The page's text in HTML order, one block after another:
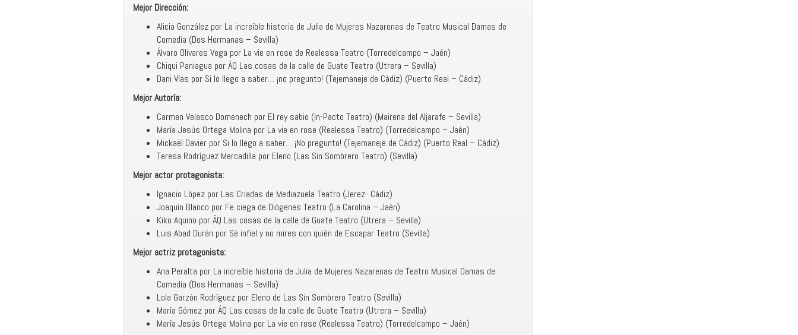
Mejor Dirección:
Alicia González por La increíble historia de Julia de Mujeres Nazarenas de Teatro Musical Damas de
Comedia (Dos Hermanas – Sevilla)
Álvaro Olivares Vega por La vie en rose de Realessa Teatro (Torredelcampo – Jaén)
Chiqui Paniagua por ÁQ Las cosas de la calle de Guate Teatro (Utrera – Sevilla)
Dani Vías por Si lo llego a saber… ¡no pregunto! (Tejemaneje de Cádiz) (Puerto Real – Cádiz)
Mejor Autoría:
Carmen Velasco Domenech por El rey sabio (In-Pacto Teatro) (Mairena del Aljarafe – Sevilla)
María Jesús Ortega Molina por La vie en rose (Realessa Teatro) (Torredelcampo – Jaén)
Mickaël Davier por Si lo llego a saber… ¡No pregunto! (Tejemaneje de Cádiz) (Puerto Real – Cádiz)
Teresa Rodríguez Mercadilla por Eleno (Las Sin Sombrero Teatro) (Sevilla)
Mejor actor protagonista:
Ignacio López por Las Criadas de Mediazuela Teatro (Jerez- Cádiz)
Joaquín Blanco por Fe ciega de Diógenes Teatro (La Carolina – Jaén)
Kiko Aquino por ÁQ Las cosas de la calle de Guate Teatro (Utrera – Sevilla)
Luis Abad Durán por Sé infiel y no mires con quién de Escapar Teatro (Sevilla)
Mejor actriz protagonista:
Ana Peralta por La increíble historia de Julia de Mujeres Nazarenas de Teatro Musical Damas de
Comedia (Dos Hermanas – Sevilla)
Lola Garzón Rodríguez por Eleno de Las Sin Sombrero Teatro (Sevilla)
María Gómez por ÁQ Las cosas de la calle de Guate Teatro (Utrera – Sevilla)
María Jesús Ortega Molina por La vie en rose (Realessa Teatro) (Torredelcampo – Jaén)